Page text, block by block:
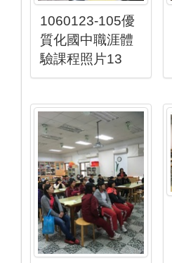
1060123-105優
質化國中職涯體
驗課程照片13